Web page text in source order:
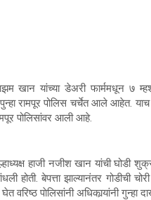
यांच्या डेअरी फार्ममधून ७ म्‍हशी
रामपूर पोलिस चर्चेत आले आहेत.
पोलिसांवर आली आहे.
हाजी नजीश खान यांची घोडी
होती. बेपत्ता झाल्यानंतर गोडीची
घेत वरिष्‍ठ पाेलिसांनी अधिकार्‍यांनी